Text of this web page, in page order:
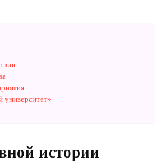
истории